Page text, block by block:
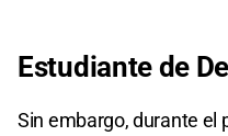
Estudiante de
Sin embargo, durante el